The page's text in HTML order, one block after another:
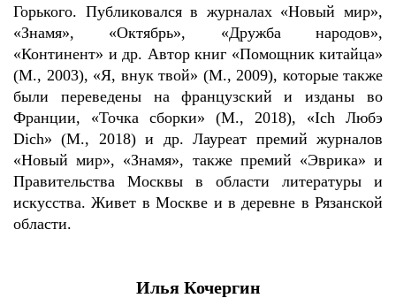
Горького. Публиковался в журналах «Новый мир»,
«Знамя», «Октябрь», «Дружба народов»,
«Континент» и др. Автор книг «Помощник китайца»
(М., 2003), «Я, внук твой» (М., 2009), которые также
были переведены на французский и изданы во
Франции, «Точка сборки» (М., 2018), «Ich Любэ
Dich» (М., 2018) и др. Лауреат премий журналов
«Новый мир», «Знамя», также премий «Эврика» и
Правительства Москвы в области литературы и
искусства. Живет в Москве и в деревне в Рязанской
области.
Илья Кочергин